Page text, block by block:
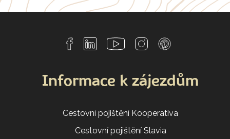
Informace k zájezdům
Cestovní pojištění Kooperativa
Cestovní pojištění Slavia